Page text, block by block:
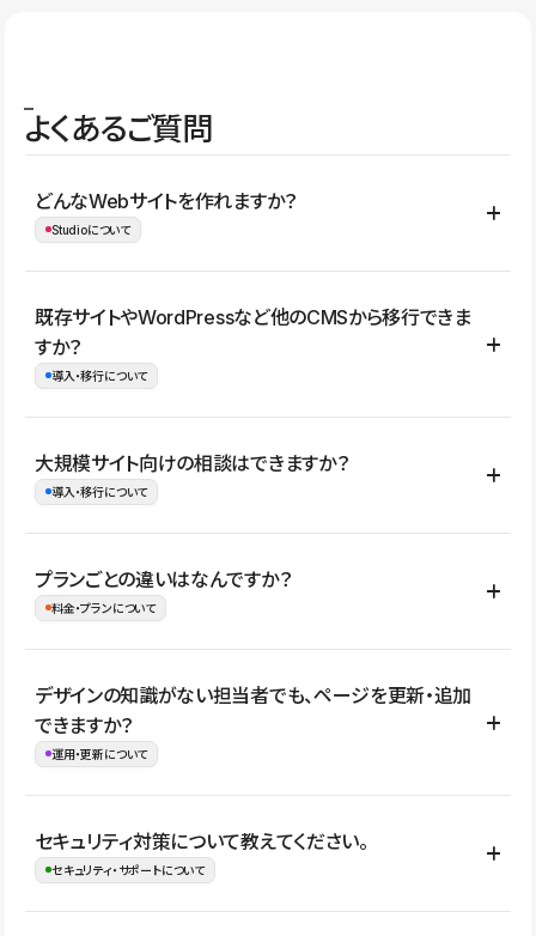
よくあるご質問
どんなWebサイトを作れますか？
Studioについて
コーポレートサイト、サービスサイト、LP、採用サイト、ブロ
グ・メディア、イベントサイト、店舗・商品紹介サイト、ポートフ
ォリオなど幅広く制作できます。
既存サイトやWordPressなど他のCMSから移行できま
すか？
導入・移行について
はい。既存サイトの構成やコンテンツ、URLを整理したうえで、
Studio上に再構築する形で移行できます。 WordPressの場合は、
イト全体のデザインや設定がそのまま移行されるわけではないた
め、移行後にページ構成やデザイン、CMS設計、URL・リダイレク
大規模サイト向けの相談はできますか？
導入・移行について
はい。アクセス規模が大きいサイトや、複数部門での運用、権限管
理、セキュリティ確認、既存システムとの連携など、個別の要件が
ない段階でも、お問い合わせください。
お問合せはこちら
プランごとの違いはなんですか？
料金・プランについて
公開ページ数、バージョン履歴の期間、CMS利用数の上限、権限
管理の有無などがプランごとに異なります。詳しくは料金プランペ
ージをご覧ください。
デザインの知識がない担当者でも、ページを更新・追加
できますか？
運用・更新について
はい。CMSやコンポーネントを活用して更新範囲を設計しておく
ことで、デザインを崩しにくい状態で運用できます。 さらにコン
セキュリティ対策について教えてください。
セキュリティ・サポートについて